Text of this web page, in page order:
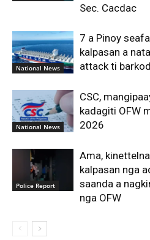
Sec. Cacdac
National News
7 a Pinoy
kalpasan a
attack ti
National News
CSC,
kadagiti OFW
2026
Police Report
Ama,
kalpasan nga
saanda a
nga OFW